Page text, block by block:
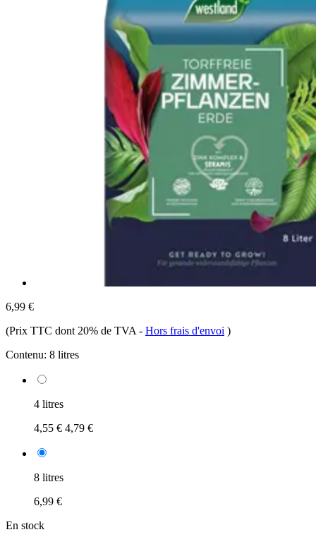
6,99 €
(Prix TTC dont 20% de TVA - Hors frais d'envoi )
Contenu: 8 litres
4 litres
4,55 € 4,79 €
8 litres
6,99 €
En stock